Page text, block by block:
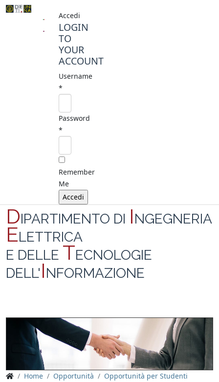
Accedi
LOGIN
TO
YOUR
ACCOUNT
Username
*
Password
*
Remember
Me
DIPARTIMENTO DI INGEGNERIA
ELETTRICA
E DELLE TECNOLOGIE
DELL'INFORMAZIONE
Home Opportunità
Opportunità per Studenti